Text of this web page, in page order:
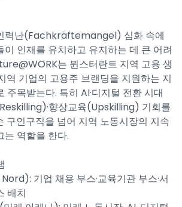
력난(Fachkräftemangel) 심화 속에
이 인재를 유치하고 유지하는 데 큰 어려
는 뮌스터란트 지역 고용 생
역 기업의 고용주 브랜딩을 지원하는 지
주목받는다. 특히 AI·디지털 전환 시대
향상교육(Upskilling) 기회를
구인구직을 넘어 지역 노동시장의 지속
는 역할을 한다.
기업 채용 부스·교육기관 부스·서
배치